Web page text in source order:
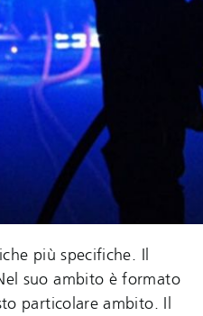
più specifiche. Il
suo ambito è formato
particolare ambito. Il